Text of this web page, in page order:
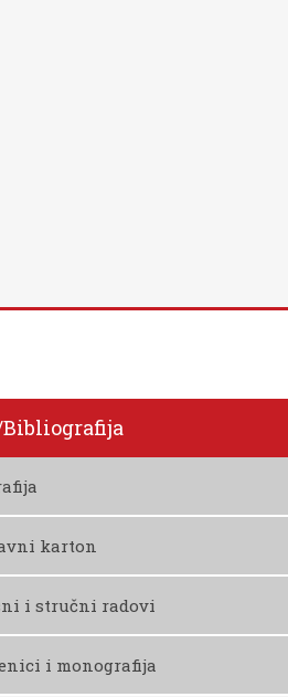
Biografiju
karton
Nastavni Karton
i stručni radovi
i monografija